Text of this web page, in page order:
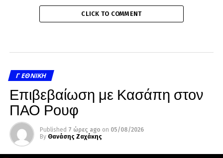
CLICK TO COMMENT
Γ ΕΘΝΙΚΉ
Επιβεβαίωση με Κασάπη στον
ΠΑΟ Ρουφ
Published 7 ώρες ago on 05/08/2026
By Θανάσης Ζαχάκης